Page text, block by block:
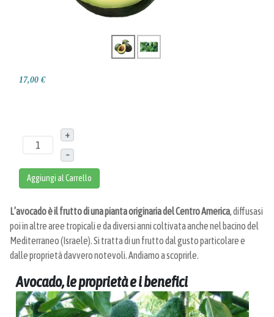
17,00 €
+
–
Aggiungi al Carrello
L’avocado è il frutto di una pianta originaria del Centro America, diffusasi
poi in altre aree tropicali e da diversi anni coltivata anche nel bacino del
Mediterraneo (Israele). Si tratta di un frutto dal gusto particolare e
dalle proprietà davvero notevoli. Andiamo a scoprirle.
Avocado, le proprietà e i benefici